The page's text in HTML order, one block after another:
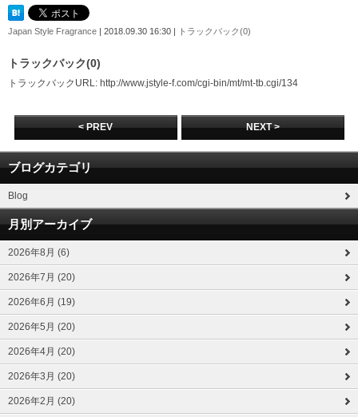
Japan Style Fragrance | 2018.09.30 16:30 | トラックバック(0)
トラックバック(0)
トラックバックURL: http://www.jstyle-f.com/cgi-bin/mt/mt-tb.cgi/134
< PREV NEXT >
ブログカテゴリ
Blog
月別アーカイブ
2026年8月 (6)
2026年7月 (20)
2026年6月 (19)
2026年5月 (20)
2026年4月 (20)
2026年3月 (20)
2026年2月 (20)